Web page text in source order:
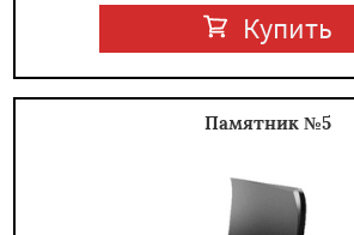
Купить
Памятник №5